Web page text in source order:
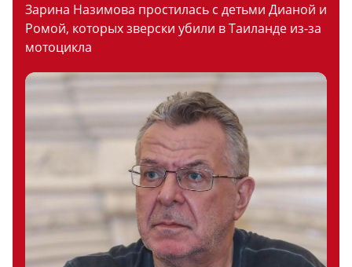
Зарина Назимова простилась с детьми Дианой и
Ромой, которых зверски убили в Таиланде из-за
мотоцикла